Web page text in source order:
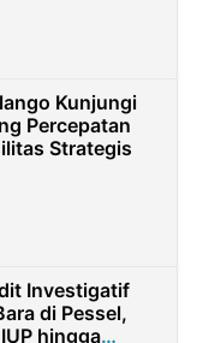
Kunjungi
Percepatan
Strategis
Investigatif
di Pessel,
hingga